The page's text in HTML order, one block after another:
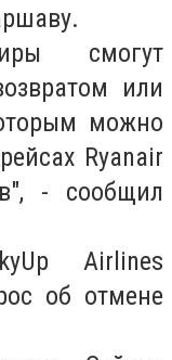
смогут
или
можно
Ryanair
- сообщил
Airlines
об отмене